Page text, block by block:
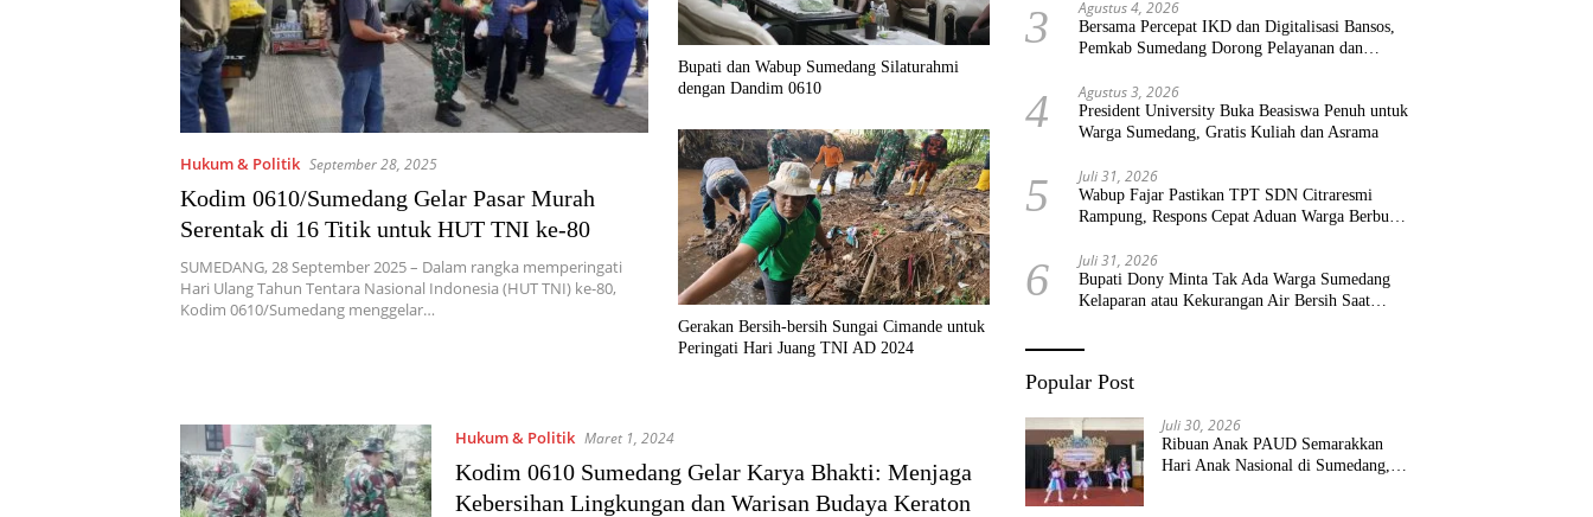
Hukum & Politik September 28, 2025
Kodim 0610/Sumedang Gelar Pasar Murah
Serentak di 16 Titik untuk HUT TNI ke-80
SUMEDANG, 28 September 2025 – Dalam rangka memperingati
Hari Ulang Tahun Tentara Nasional Indonesia (HUT TNI) ke-80,
Kodim 0610/Sumedang menggelar…
Bupati dan Wabup Sumedang Silaturahmi
dengan Dandim 0610
Gerakan Bersih-bersih Sungai Cimande untuk
Peringati Hari Juang TNI AD 2024
Hukum & Politik Maret 1, 2024
Kodim 0610 Sumedang Gelar Karya Bhakti: Menjaga
Kebersihan Lingkungan dan Warisan Budaya Keraton
3 Agustus 4, 2026
Bersama Percepat IKD dan Digitalisasi Bansos,
Pemkab Sumedang Dorong Pelayanan dan
4 Agustus 3, 2026
President University Buka Beasiswa Penuh untuk
Warga Sumedang, Gratis Kuliah dan Asrama
5 Juli 31, 2026
Wabup Fajar Pastikan TPT SDN Citraresmi
Rampung, Respons Cepat Aduan Warga Berbuah
6 Juli 31, 2026
Bupati Dony Minta Tak Ada Warga Sumedang
Kelaparan atau Kekurangan Air Bersih Saat
Popular Post
Juli 30, 2026
Ribuan Anak PAUD Semarakkan
Hari Anak Nasional di Sumedang,